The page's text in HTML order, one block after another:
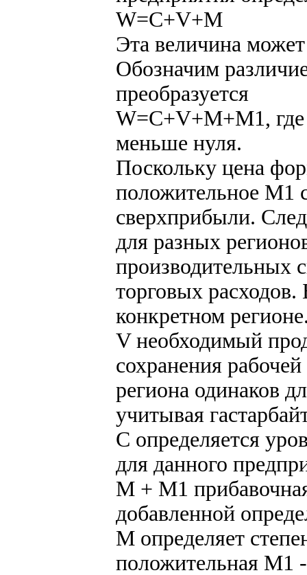
W=C+V+M
Эта величина
Обозначим
преобразуется
W=C+V+M+М1,
меньше нуля.
Поскольку цена
положительное М1
сверхприбыли.
для разных
производительных
торговых
конкретном
V необходимый
сохранения
региона одинаков
учитывая
С определяется
для данного
М + М1
добавленной
М определяет
положительная М1 -